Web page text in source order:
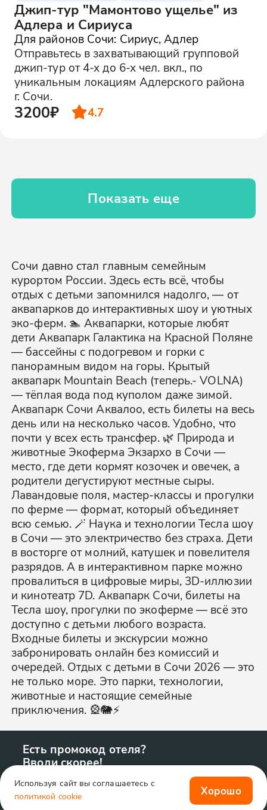
Джип-тур "Мамонтово ущелье" из
Адлера и Сириуса
Для районов Сочи: Сириус, Адлер
Отправьтесь в захватывающий групповой
джип-тур от 4-х до 6-х чел. вкл., по
уникальным локациям Адлерского района
г. Сочи.
3200₽ 4.7
Показать еще
Сочи давно стал главным семейным
курортом России. Здесь есть всё, чтобы
отдых с детьми запомнился надолго, — от
аквапарков до интерактивных шоу и уютных
эко-ферм. 🏊 Аквапарки, которые любят
дети Аквапарк Галактика на Красной Поляне
— бассейны с подогревом и горки с
панорамным видом на горы. Крытый
аквапарк Mountain Beach (теперь.- VOLNA)
— тёплая вода под куполом даже зимой.
Аквапарк Сочи Аквалоо, есть билеты на весь
день или на несколько часов. Удобно, что
почти у всех есть трансфер. 🌿 Природа и
животные Экоферма Экзархо в Сочи —
место, где дети кормят козочек и овечек, а
родители дегустируют местные сыры.
Лавандовые поля, мастер-классы и прогулки
по ферме — формат, который объединяет
всю семью. 🪄 Наука и технологии Тесла шоу
в Сочи — это электричество без страха. Дети
в восторге от молний, катушек и повелителя
разрядов. А в интерактивном парке можно
провалиться в цифровые миры, 3D-иллюзии
и кинотеатр 7D. Аквапарк Сочи, билеты на
Тесла шоу, прогулки по экоферме — всё это
доступно с детьми любого возраста.
Входные билеты и экскурсии можно
забронировать онлайн без комиссий и
очередей. Отдых с детьми в Сочи 2026 — это
не только море. Это парки, технологии,
животные и настоящие семейные
приключения. 🎡🐘⚡
Есть промокод отеля?
Вводи скорее!
Используя сайт вы соглашаетесь с
политикой cookie
Хорошо